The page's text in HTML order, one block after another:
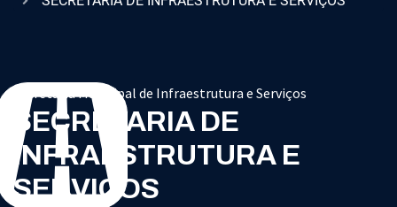
Secretaria Municipal de Infraestrutura e Serviços
SECRETARIA DE
INFRAESTRUTURA E
SERVIÇOS